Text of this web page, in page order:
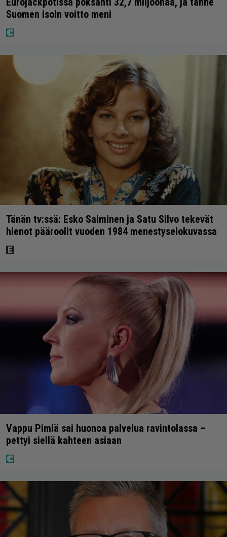
Suomen isoin voitto meni
Tänän tv:ssä: Esko Salminen ja Satu Silvo tekevät
hienot pääroolit vuoden 1984 menestyselokuvassa
Vappu Pimiä sai huonoa palvelua ravintolassa –
pettyi siellä kahteen asiaan